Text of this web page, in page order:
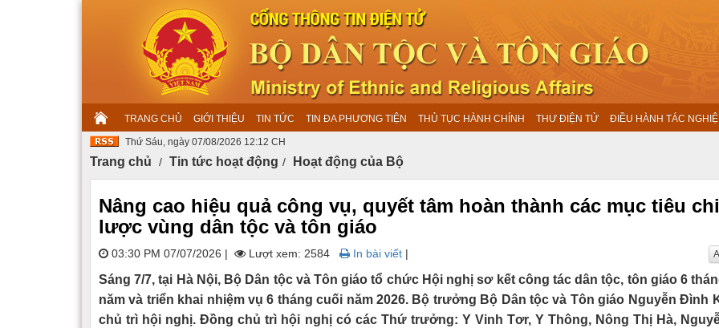
TRANG CHỦ GIỚI THIỆU TIN TỨC TIN ĐA PHƯƠNG TIỆN THỦ TỤC HÀNH CHÍNH THƯ ĐIỆN TỬ ĐIỀU HÀNH TÁC
Thứ Sáu, ngày 07/08/2026 12:12 CH
Trang chủ Tin tức hoạt động Hoạt động của Bộ
Nâng cao hiệu quả công vụ, quyết tâm hoàn thành các mục tiêu
lược vùng dân tộc và tôn giáo
03:30 PM 07/07/2026 | Lượt xem: 2584 In bài viết |
Sáng 7/7, tại Hà Nội, Bộ Dân tộc và Tôn giáo tổ chức Hội nghị sơ kết công tác dân tộc, tôn giáo 6
năm và triển khai nhiệm vụ 6 tháng cuối năm 2026. Bộ trưởng Bộ Dân tộc và Tôn giáo Nguyễn Đình
chủ trì hội nghị. Đồng chủ trì hội nghị có các Thứ trưởng: Y Vinh Tơr, Y Thông, Nông Thị Hà,